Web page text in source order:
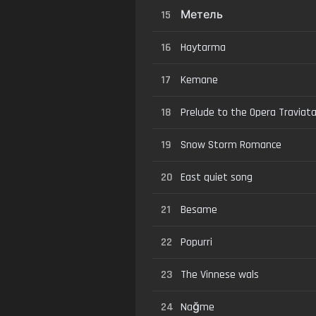
15 Метель
16 Haytarma
17 Kemane
18 Prelude to the Opera Traviata
19 Snow Storm Romance
20 East quiet song
21 Besame
22 Popurri
23 The Vinnese wals
24 Nağme